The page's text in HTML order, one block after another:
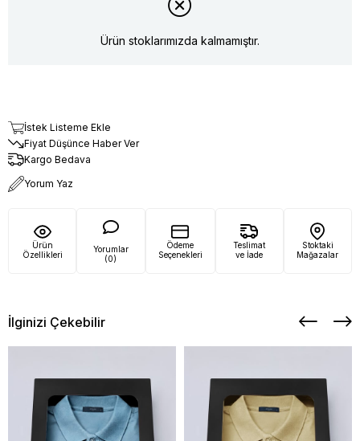
Ürün stoklarımızda kalmamıştır.
İstek Listeme Ekle
Fiyat Düşünce Haber Ver
Kargo Bedava
Yorum Yaz
Ürün
Özellikleri
Yorumlar
(0)
Ödeme
Seçenekleri
Teslimat
ve İade
Stoktaki
Mağazalar
İlginizi Çekebilir